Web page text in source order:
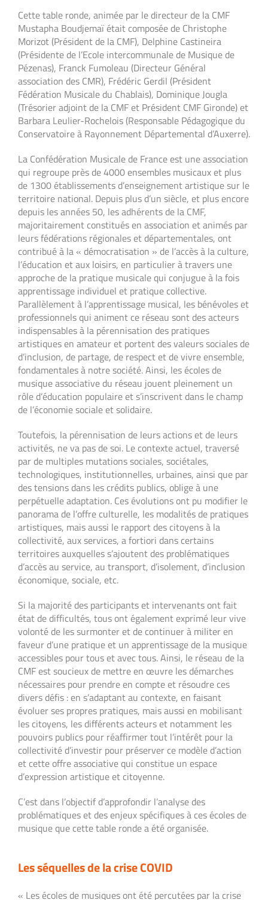
Cette table ronde, animée par le directeur de la CMF
Mustapha Boudjemaï était composée de Christophe
Morizot (Président de la CMF), Delphine Castineira
(Présidente de l’Ecole intercommunale de Musique de
Pézenas), Franck Fumoleau (Directeur Général
association des CMR), Frédéric Gerdil (Président
Fédération Musicale du Chablais), Dominique Jougla
(Trésorier adjoint de la CMF et Président CMF Gironde) et
Barbara Leulier-Rochelois (Responsable Pédagogique du
Conservatoire à Rayonnement Départemental d’Auxerre).
La Confédération Musicale de France est une association
qui regroupe près de 4000 ensembles musicaux et plus
de 1300 établissements d’enseignement artistique sur le
territoire national. Depuis plus d’un siècle, et plus encore
depuis les années 50, les adhérents de la CMF,
majoritairement constitués en association et animés par
leurs fédérations régionales et départementales, ont
contribué à la « démocratisation » de l’accès à la culture,
l’éducation et aux loisirs, en particulier à travers une
approche de la pratique musicale qui conjugue à la fois
apprentissage individuel et pratique collective.
Parallèlement à l’apprentissage musical, les bénévoles et
professionnels qui animent ce réseau sont des acteurs
indispensables à la pérennisation des pratiques
artistiques en amateur et portent des valeurs sociales de
d’inclusion, de partage, de respect et de vivre ensemble,
fondamentales à notre société. Ainsi, les écoles de
musique associative du réseau jouent pleinement un
rôle d’éducation populaire et s’inscrivent dans le champ
de l’économie sociale et solidaire.
Toutefois, la pérennisation de leurs actions et de leurs
activités, ne va pas de soi. Le contexte actuel, traversé
par de multiples mutations sociales, sociétales,
technologiques, institutionnelles, urbaines, ainsi que par
des tensions dans les crédits publics, oblige à une
perpétuelle adaptation. Ces évolutions ont pu modifier le
panorama de l’offre culturelle, les modalités de pratiques
artistiques, mais aussi le rapport des citoyens à la
collectivité, aux services, a fortiori dans certains
territoires auxquelles s’ajoutent des problématiques
d’accès au service, au transport, d’isolement, d’inclusion
économique, sociale, etc.
Si la majorité des participants et intervenants ont fait
état de difficultés, tous ont également exprimé leur vive
volonté de les surmonter et de continuer à militer en
faveur d’une pratique et un apprentissage de la musique
accessibles pour tous et avec tous. Ainsi, le réseau de la
CMF est soucieux de mettre en œuvre les démarches
nécessaires pour prendre en compte et résoudre ces
divers défis : en s’adaptant au contexte, en faisant
évoluer ses propres pratiques, mais aussi en mobilisant
les citoyens, les différents acteurs et notamment les
pouvoirs publics pour réaffirmer tout l’intérêt pour la
collectivité d’investir pour préserver ce modèle d’action
et cette offre associative qui constitue un espace
d’expression artistique et citoyenne.
C’est dans l’objectif d’approfondir l’analyse des
problématiques et des enjeux spécifiques à ces écoles de
musique que cette table ronde a été organisée.
Les séquelles de la crise COVID
« Les écoles de musiques ont été percutées par la crise